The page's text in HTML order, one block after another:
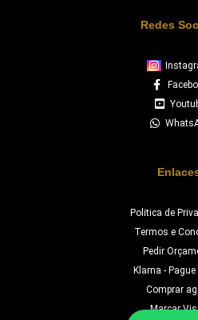
Redes
Politica de
Termos e
Pedir
Klarna -
Comprar
Marcar